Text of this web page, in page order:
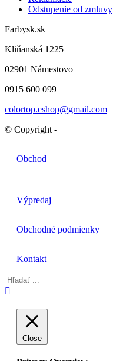
Odstupenie od zmluvy
Farbysk.sk
Kliňanská 1225
02901 Námestovo
0915 600 099
colortop.eshop@gmail.com
© Copyright -
Obchod
Výpredaj
Obchodné podmienky
Kontakt
Close